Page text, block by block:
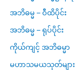
အဘိဓမ္မ – ဝီထိပိုင်း
အဘိဓမ္မ – ရုပ်ပိုင်း
ကိုယ်ကျင့် အဘိဓမ္မာ
မဟာသမယသုတ်များ